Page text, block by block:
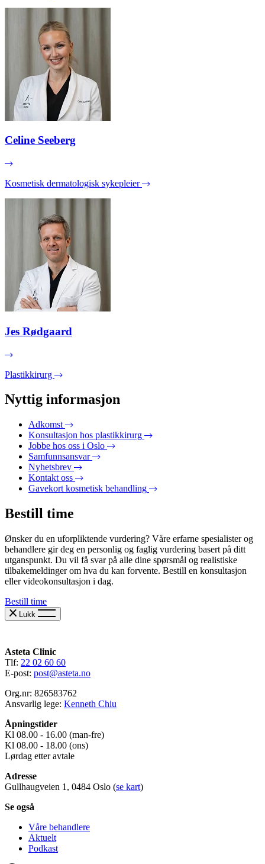
Celine Seeberg
Kosmetisk dermatologisk sykepleier
Jes Rødgaard
Plastikkirurg
Nyttig informasjon
Adkomst
Konsultasjon hos plastikkirurg
Jobbe hos oss i Oslo
Samfunnsansvar
Nyhetsbrev
Kontakt oss
Gavekort kosmetisk behandling
Bestill time
Ønsker du en uforpliktende vurdering? Våre erfarne spesialister og
behandlere gir deg en personlig og faglig vurdering basert på ditt
utganspunkt. Du vil få svar på alle dine spørsmål og realistiske
tilbakemeldinger om hva du kan forvente. Bestill en konsultasjon
eller videokonsultasjon i dag.
Bestill time
Lukk
Asteta Clinic
Tlf: 22 02 60 60
E-post: post@asteta.no
Org.nr: 826583762
Ansvarlig lege: Kenneth Chiu
Åpningstider
Kl 08.00 - 16.00 (man-fre)
Kl 08.00 - 18.00 (ons)
Lørdag etter avtale
Adresse
Gullhaugveien 1, 0484 Oslo (se kart)
Se også
Våre behandlere
Aktuelt
Podkast